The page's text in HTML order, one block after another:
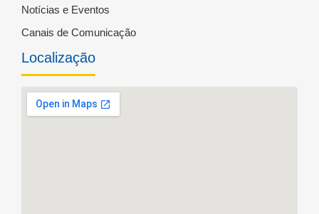
Notícias e Eventos
Canais de Comunicação
Localização